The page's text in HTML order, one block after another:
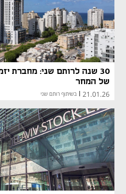
30 שנה לרותם שני: מחברת
של המחר
21.01.26
| בשיתוף רותם שני